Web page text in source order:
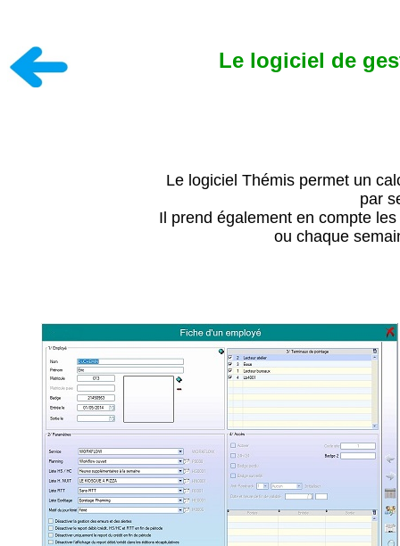
Le logiciel de
Le logiciel Thémis permet un
par
Il prend également en compte
ou chaque